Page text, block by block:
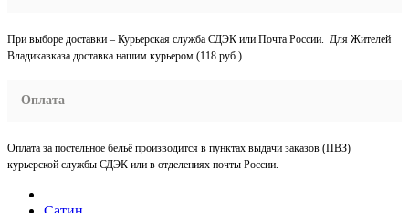
При выборе доставки – Курьерская служба СДЭК или Почта России. Для Жителей
Владикавказа доставка нашим курьером (118 руб.)
Оплата
Оплата за постельное бельё производится в пунктах выдачи заказов (ПВЗ)
курьерской службы СДЭК или в отделениях почты России.